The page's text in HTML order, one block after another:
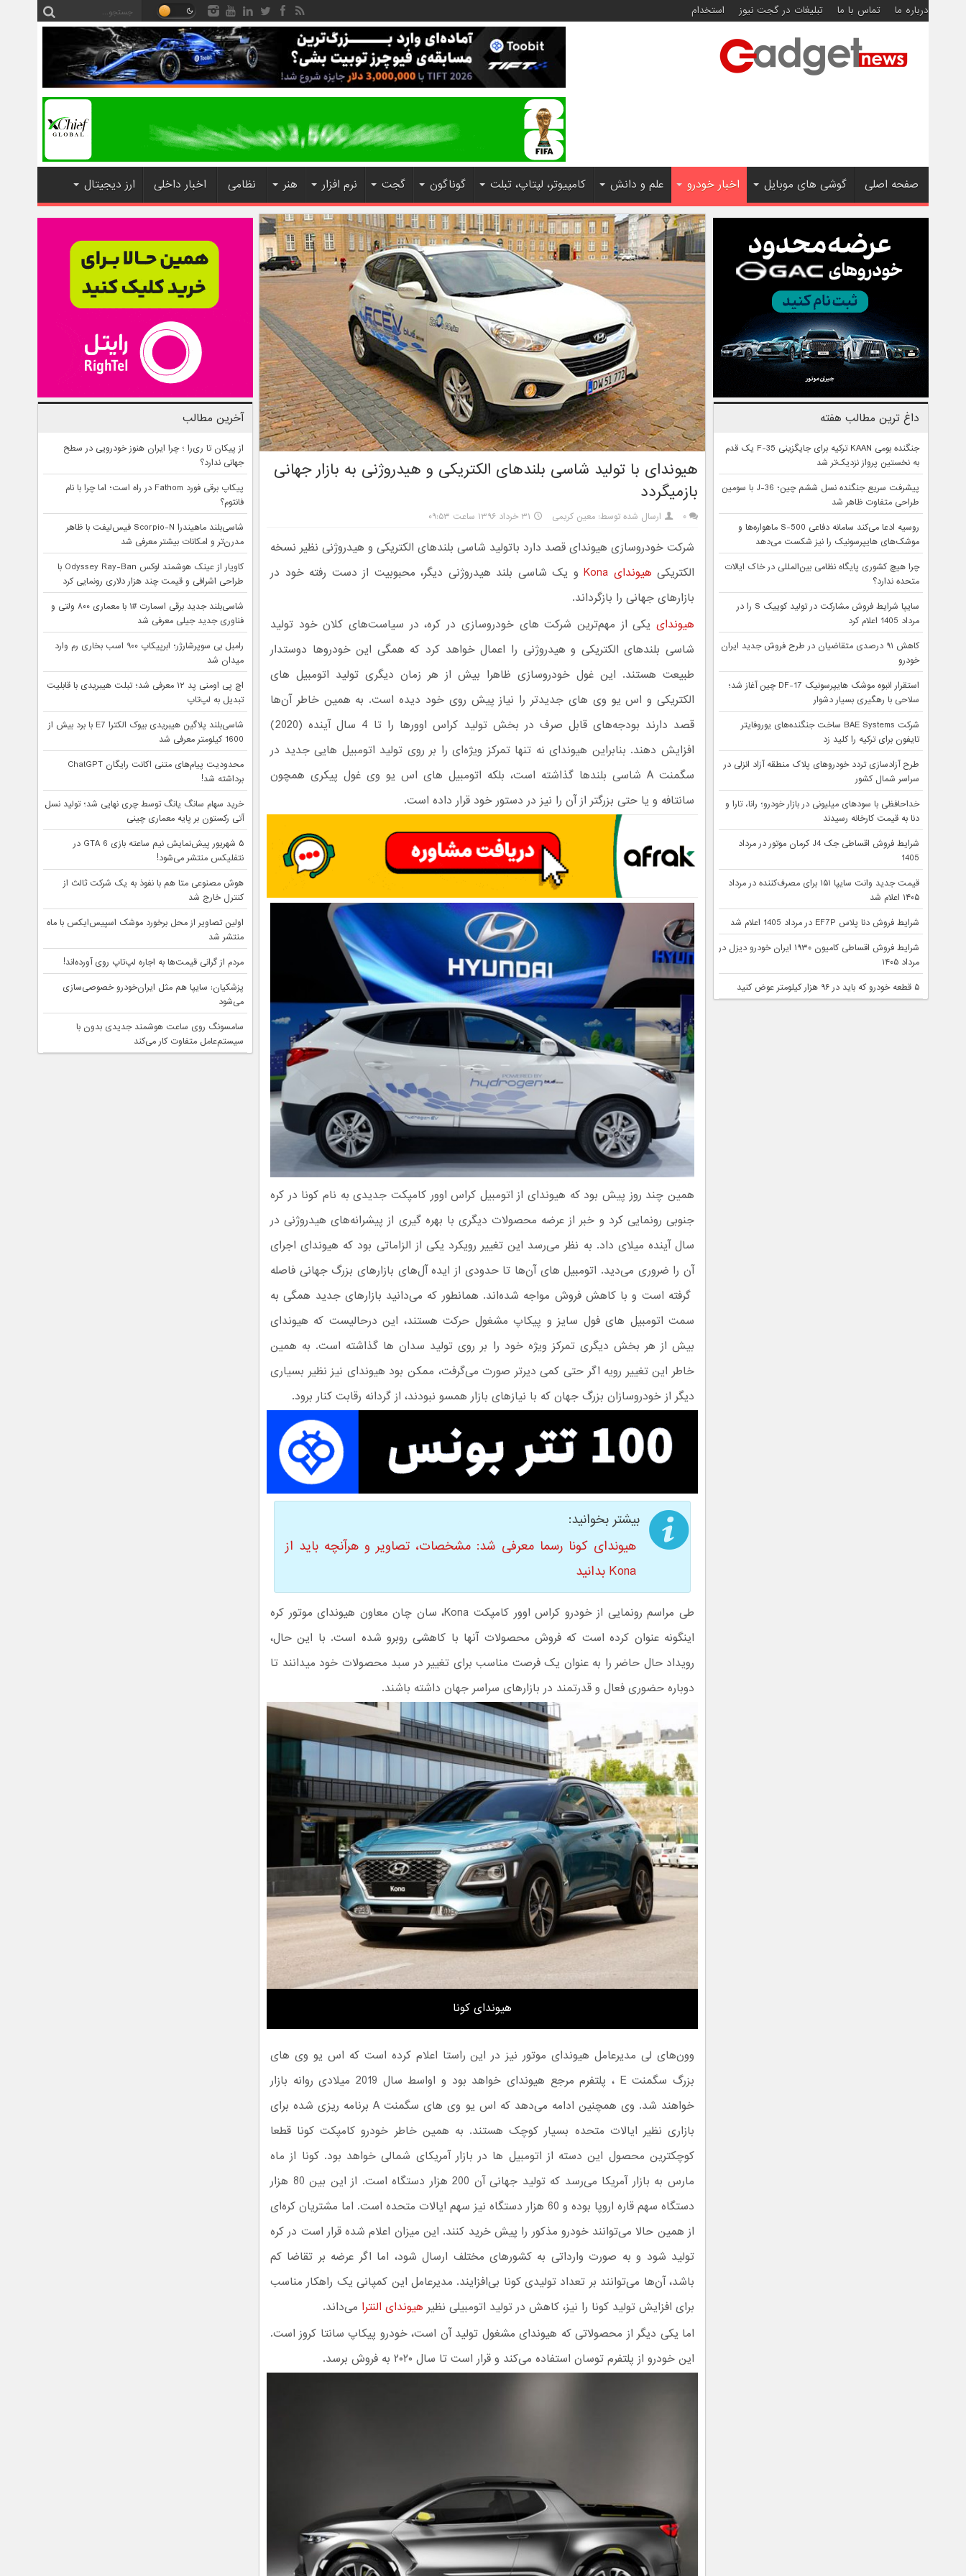
درباره ما تماس با ما تبلیغات در گجت نیوز استخدام
صفحه اصلی گوشی های موبایل اخبار خودرو علم و دانش کامپیوتر، لپتاپ، تبلت گوناگون گجت نرم افزار هنر نظامی اخبار داخلی ارز دیجیتال
هیوندای با تولید شاسی بلندهای الکتریکی و هیدروژنی به بازار جهانی
بازمیگردد
۰ ارسال شده توسط: معین کریمی ۳۱ خرداد ۱۳۹۶ ساعت ۰۹:۵۳
شرکت خودروسازی هیوندای قصد دارد باتولید شاسی بلندهای الکتریکی و هیدروژنی نظیر نسخه
الکتریکی هیوندای Kona
و یک شاسی بلند هیدروژنی دیگر، محبوبیت از دست رفته خود در
بازارهای جهانی را بازگرداند.
هیوندای یکی از مهم‌ترین شرکت های خودروسازی در کره، در سیاست‌های کلان خود تولید
شاسی بلندهای الکتریکی و هیدروژنی را اعمال خواهد کرد که همگی این خودروها دوستدار
طبیعت هستند. این غول خودروسازی ظاهرا بیش از هر زمان دیگری تولید اتومبیل های
الکتریکی و اس یو وی های جدیدتر را نیاز پیش روی خود دیده است. به همین خاطر آن‌ها
قصد دارند بودجه‌های قابل صرف در بخش تولید کراس اوورها را تا 4 سال آینده (2020)
افزایش دهند. بنابراین هیوندای نه تنها تمرکز ویژه‌ای را بر روی تولید اتومبیل هایی جدید در
سگمنت A شاسی بلندها گذاشته است، بلکه اتومبیل های اس یو وی غول پیکری همچون
سانتافه و یا حتی بزرگتر از آن را نیز در دستور خود قرار داده است.
همین چند روز پیش بود که هیوندای از اتومبیل کراس اوور کامپکت جدیدی به نام کونا در کره
جنوبی رونمایی کرد و خبر از عرضه محصولات دیگری با بهره گیری از پیشرانه‌های هیدروژنی در
سال آینده میلای داد. به نظر می‌رسد این تغییر رویکرد یکی از الزاماتی بود که هیوندای اجرای
آن را ضروری می‌دید. اتومبیل های آن‌ها تا حدودی از ایده آل‌های بازارهای بزرگ جهانی فاصله
گرفته است و با کاهش فروش مواجه شده‌اند. همانطور که می‌دانید بازارهای جدید همگی به
سمت اتومبیل های فول سایز و پیکاپ مشغول حرکت هستند، این درحالیست که هیوندای
بیش از هر بخش دیگری تمرکز ویژه خود را بر روی تولید سدان ها گذاشته است. به همین
خاطر این تغییر رویه اگر حتی کمی دیرتر صورت می‌گرفت، ممکن بود هیوندای نیز نظیر بسیاری
دیگر از خودروسازان بزرگ جهان که با نیازهای بازار همسو نبودند، از گردانه رقابت کنار برود.
بیشتر بخوانید:
هیوندای کونا رسما معرفی شد: مشخصات، تصاویر و هرآنچه باید از
Kona بدانید
طی مراسم رونمایی از خودرو کراس اوور کامپکت Kona، سان چان معاون هیوندای موتور کره
اینگونه عنوان کرده است که فروش محصولات آنها با کاهشی روبرو شده است. با این حال،
رویداد حال حاضر را به عنوان یک فرصت مناسب برای تغییر در سبد محصولات خود میدانند تا
دوباره حضوری فعال و قدرتمند در بازارهای سراسر جهان داشته باشند.
هیوندای کونا
وون‌های لی مدیرعامل هیوندای موتور نیز در این راستا اعلام کرده است که اس یو وی های
بزرگ سگمنت E ، پلتفرم مرجع هیوندای خواهد بود و اواسط سال 2019 میلادی روانه بازار
خواهند شد. وی همچنین ادامه می‌دهد که اس یو وی های سگمنت A برنامه ریزی شده برای
بازاری نظیر ایالات متحده بسیار کوچک هستند. به همین خاطر خودرو کامپکت کونا قطعا
کوچکترین محصول این دسته از اتومبیل ها در بازار آمریکای شمالی خواهد بود. کونا از ماه
مارس به بازار آمریکا می‌رسد که تولید جهانی آن 200 هزار دستگاه است. از این بین 80 هزار
دستگاه سهم قاره اروپا بوده و 60 هزار دستگاه نیز سهم ایالات متحده است. اما مشتریان کره‌ای
از همین حالا می‌توانند خودرو مذکور را پیش خرید کنند. این میزان اعلام شده قرار است در کره
تولید شود و به صورت وارداتی به کشورهای مختلف ارسال شود، اما اگر عرضه بر تقاضا کم
باشد، آن‌ها می‌توانند بر تعداد تولیدی کونا بی‌افزایند. مدیرعامل این کمپانی یک راهکار مناسب
برای افزایش تولید کونا را نیز، کاهش در تولید اتومبیلی نظیر هیوندای النترا می‌داند.
اما یکی دیگر از محصولاتی که هیوندای مشغول تولید آن است، خودرو پیکاپ سانتا کروز است.
این خودرو از پلتفرم توسان استفاده می‌کند و قرار است تا سال ۲۰۲۰ به فروش برسد.
داغ ترین مطالب هفته
جنگنده بومی KAAN ترکیه برای جایگزینی F-35 یک قدم
به نخستین پرواز نزدیک‌تر شد
پیشرفت سریع جنگنده نسل ششم چین؛ J-36 با سومین
طراحی متفاوت ظاهر شد
روسیه ادعا می‌کند سامانه دفاعی S-500 ماهواره‌ها و
موشک‌های هایپرسونیک را نیز شکست می‌دهد
چرا هیچ کشوری پایگاه نظامی بین‌المللی در خاک ایالات
متحده ندارد؟
سایپا شرایط فروش مشارکت در تولید کوییک S را در
مرداد 1405 اعلام کرد
کاهش ۹۱ درصدی متقاضیان در طرح فروش جدید ایران
خودرو
استقرار انبوه موشک هایپرسونیک DF-17 چین آغاز شد؛
سلاحی با رهگیری بسیار دشوار
شرکت BAE Systems ساخت جنگنده‌های یوروفایتر
تایفون برای ترکیه را کلید زد
طرح آزادسازی تردد خودروهای پلاک منطقه آزاد انزلی در
سراسر شمال کشور
خداحافظی با سودهای میلیونی در بازار خودرو؛ رانا، تارا و
دنا به قیمت کارخانه رسیدند
شرایط فروش اقساطی جک J4 کرمان موتور در مرداد
1405
قیمت جدید وانت سایپا ۱۵۱ برای مصرف‌کننده در مرداد
۱۴۰۵ اعلام شد
شرایط فروش دنا پلاس EF7P در مرداد 1405 اعلام شد
شرایط فروش اقساطی کامیون ۱۹۳۰ ایران خودرو دیزل در
مرداد ۱۴۰۵
۵ قطعه خودرو که باید در ۹۶ هزار کیلومتر عوض کنید
آخرین مطالب
از پیکان تا ری‌را ؛ چرا ایران هنوز خودرویی در سطح
جهانی ندارد؟
پیکاپ برقی فورد Fathom در راه است؛ اما چرا با نام
فانتوم؟
شاسی‌بلند ماهیندرا Scorpio-N فیس‌لیفت با ظاهر
مدرن‌تر و امکانات بیشتر معرفی شد
کاویار از عینک هوشمند لوکس Odyssey Ray-Ban با
طراحی اشرافی و قیمت چند هزار دلاری رونمایی کرد
شاسی‌بلند جدید برقی اسمارت #۱ با معماری ۸۰۰ ولتی و
فناوری جدید جیلی معرفی شد
رامبل بی سوپرشارژر؛ ابرپیکاپ ۹۰۰ اسب بخاری رم وارد
میدان شد
اچ پی اومنی پد ۱۲ معرفی شد؛ تبلت هیبریدی با قابلیت
تبدیل به لپ‌تاپ
شاسی‌بلند پلاگین هیبریدی بیوک الکترا E7 با برد بیش از
1600 کیلومتر معرفی شد
محدودیت پیام‌های متنی اکانت رایگان ChatGPT
برداشته شد!
خرید سهام سانگ‌ یانگ توسط چری نهایی شد؛ تولید نسل
آتی رکستون بر پایه معماری چینی
۵ شهریور پیش‌نمایش نیم ساعته بازی GTA 6 در
نتفلیکس منتشر می‌شود!
هوش مصنوعی متا هم با نفوذ به یک شرکت ثالث از
کنترل خارج شد
اولین تصاویر از محل برخورد موشک اسپیس‌ایکس با ماه
منتشر شد
مردم از گرانی قیمت‌ها به اجاره لپ‌تاپ روی آورده‌اند!
پزشکیان: سایپا هم مثل ایران‌خودرو خصوصی‌سازی
می‌شود
سامسونگ روی ساعت هوشمند جدیدی بدون با
سیستم‌عامل متفاوت کار می‌کند